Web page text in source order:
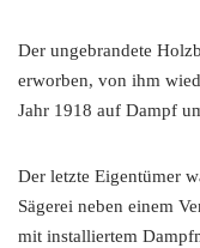
Der ungebrandete
erworben, von ihm
Jahr 1918 auf Dampf
Der letzte Eigentümer
Sägerei neben einem
mit installiertem